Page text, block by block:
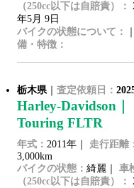
（250cc以下は自賠責）：
年5月 9日
バイクの状態について：
備・特徴：
栃木県｜ 査定依頼日：
Harley-Davidson｜
Touring FLTR
年式： 2011年｜ 走行距離
3,000km
バイクの状態： 綺麗｜ 車
（250cc以下は自賠責）：